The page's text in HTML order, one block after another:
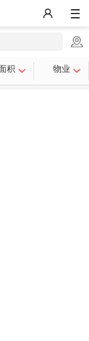
积 物业